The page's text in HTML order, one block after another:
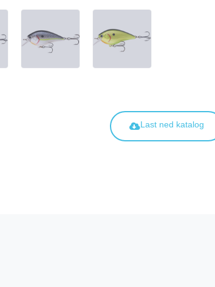
Last ned katalog